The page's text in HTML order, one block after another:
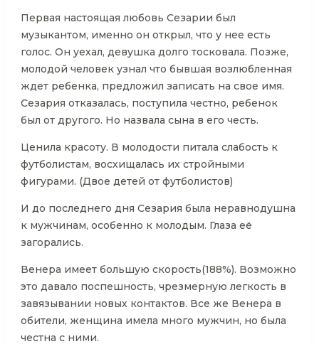
Первая настоящая любовь Сезарии был
музыкантом, именно он открыл, что у нее есть
голос. Он уехал, девушка долго тосковала. Позже,
молодой человек узнал что бывшая возлюбленная
ждет ребенка, предложил записать на свое имя.
Сезария отказалась, поступила честно, ребенок
был от другого. Но назвала сына в его честь.
Ценила красоту. В молодости питала слабость к
футболистам, восхищалась их стройными
фигурами. (Двое детей от футболистов)
И до последнего дня Сезария была неравнодушна
к мужчинам, особенно к молодым. Глаза её
загорались.
Венера имеет большую скорость(188%). Возможно
это давало поспешность, чрезмерную легкость в
завязывании новых контактов. Все же Венера в
обители, женщина имела много мужчин, но была
честна с ними.